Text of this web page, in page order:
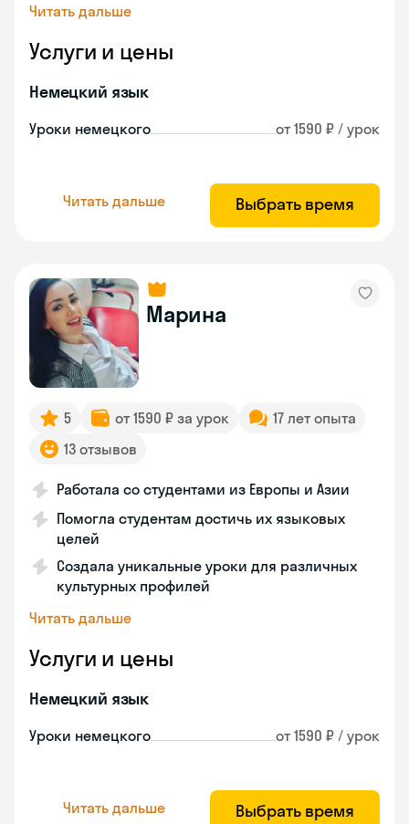
Читать дальше
Услуги и цены
Немецкий язык
Уроки немецкого от 1590 ₽ / урок
Читать дальше Выбрать время
Марина
5 от 1590 ₽ за урок
17 лет опыта
13 отзывов
Работала со студентами из Европы и Азии
Помогла студентам достичь их языковых
целей
Создала уникальные уроки для различных
культурных профилей
Читать дальше
Услуги и цены
Немецкий язык
Уроки немецкого от 1590 ₽ / урок
Читать дальше Выбрать время